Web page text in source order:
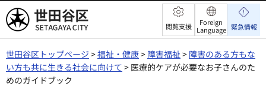
世田谷区 閲覧支援
Foreign
Language 緊急情報
世田谷区トップページ >福祉・健康> 障害福祉 > 障害のある方もな
い方も共に生きる社会に向けて > 医療的ケアが必要なお子さんのた
めのガイドブック